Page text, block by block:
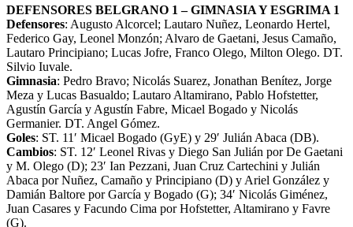
DEFENSORES BELGRANO 1 – GIMNASIA Y ESGRIMA 1
Defensores: Augusto Alcorcel; Lautaro Nuñez, Leonardo Hertel,
Federico Gay, Leonel Monzón; Alvaro de Gaetani, Jesus Camaño,
Lautaro Principiano; Lucas Jofre, Franco Olego, Milton Olego. DT.
Silvio Iuvale.
Gimnasia: Pedro Bravo; Nicolás Suarez, Jonathan Benítez, Jorge
Meza y Lucas Basualdo; Lautaro Altamirano, Pablo Hofstetter,
Agustín García y Agustín Fabre, Micael Bogado y Nicolás
Germanier. DT. Angel Gómez.
Goles: ST. 11′ Micael Bogado (GyE) y 29′ Julián Abaca (DB).
Cambios: ST. 12′ Leonel Rivas y Diego San Julián por De Gaetani
y M. Olego (D); 23′ Ian Pezzani, Juan Cruz Cartechini y Julián
Abaca por Nuñez, Camaño y Principiano (D) y Ariel González y
Damián Baltore por García y Bogado (G); 34′ Nicolás Giménez,
Juan Casares y Facundo Cima por Hofstetter, Altamirano y Favre
(G).